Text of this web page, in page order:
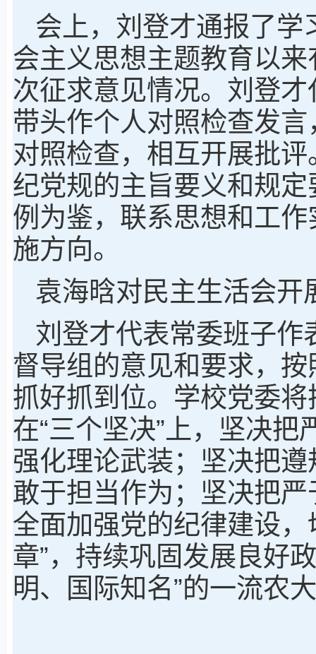
会上，刘登才通报了
会主义思想主题教育以
次征求意见情况。刘登
带头作个人对照检查发
对照检查，相互开展批
纪党规的主旨要义和规
例为鉴，联系思想和工
施方向。
袁海晗对民主生活会开
刘登才代表常委班子作
督导组的意见和要求，
抓好抓到位。学校党委
在“三个坚决”上，坚决
强化理论武装；坚决把
敢于担当作为；坚决把
全面加强党的纪律建设
章”，持续巩固发展良好
明、国际知名”的一流农